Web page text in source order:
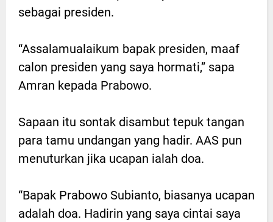
sebagai presiden.
“Assalamualaikum bapak presiden, maaf
calon presiden yang saya hormati,” sapa
Amran kepada Prabowo.
Sapaan itu sontak disambut tepuk tangan
para tamu undangan yang hadir. AAS pun
menuturkan jika ucapan ialah doa.
“Bapak Prabowo Subianto, biasanya ucapan
adalah doa. Hadirin yang saya cintai saya